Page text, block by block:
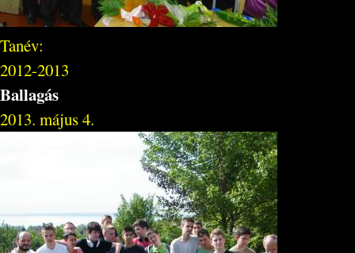
Tanév:
2012-2013
Ballagás
2013. május 4.